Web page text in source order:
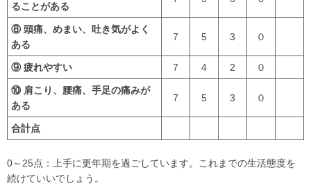
ることがある
⑧ 頭痛、めまい、吐き気がよく
ある
7 5 3 ０
⑨ 疲れやすい 7 4 2 ０
⑩ 肩こり、腰痛、手足の痛みが
ある
7 5 3 ０
合計点
0～25点：上手に更年期を過ごしています。これまでの生活態度を
続けていいでしょう。